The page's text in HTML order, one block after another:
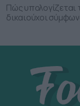
Πώς υπολογίζεται
δικαιούχοι